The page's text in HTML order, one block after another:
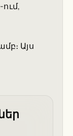
Այս